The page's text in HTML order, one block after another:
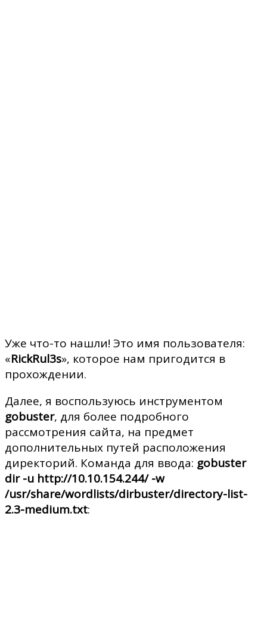
Уже что-то нашли! Это имя пользователя:
«RickRul3s», которое нам пригодится в
прохождении.
Далее, я воспользуюсь инструментом
gobuster, для более подробного
рассмотрения сайта, на предмет
дополнительных путей расположения
директорий. Команда для ввода: gobuster
dir -u http://10.10.154.244/ -w
/usr/share/wordlists/dirbuster/directory-list-
2.3-medium.txt: